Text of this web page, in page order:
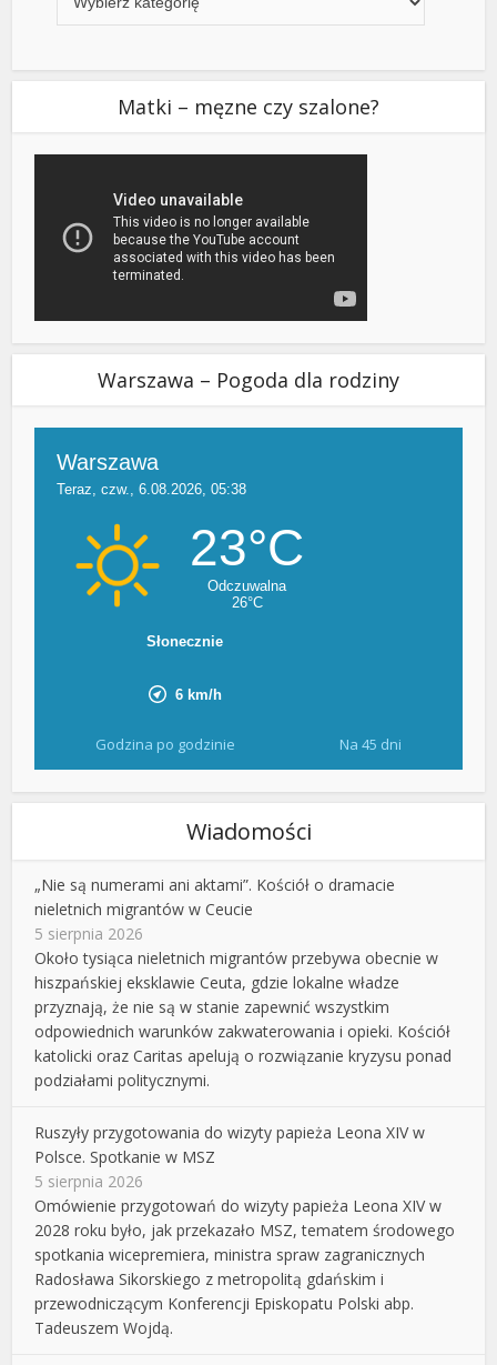
Matki – męzne czy szalone?
Warszawa – Pogoda dla rodziny
Godzina po godzinie Na 45 dni
Wiadomości
„Nie są numerami ani aktami”. Kościół o dramacie
nieletnich migrantów w Ceucie
5 sierpnia 2026
Około tysiąca nieletnich migrantów przebywa obecnie w
hiszpańskiej eksklawie Ceuta, gdzie lokalne władze
przyznają, że nie są w stanie zapewnić wszystkim
odpowiednich warunków zakwaterowania i opieki. Kościół
katolicki oraz Caritas apelują o rozwiązanie kryzysu ponad
podziałami politycznymi.
Ruszyły przygotowania do wizyty papieża Leona XIV w
Polsce. Spotkanie w MSZ
5 sierpnia 2026
Omówienie przygotowań do wizyty papieża Leona XIV w
2028 roku było, jak przekazało MSZ, tematem środowego
spotkania wicepremiera, ministra spraw zagranicznych
Radosława Sikorskiego z metropolitą gdańskim i
przewodniczącym Konferencji Episkopatu Polski abp.
Tadeuszem Wojdą.